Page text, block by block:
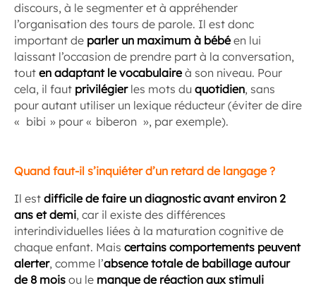
discours, à le segmenter et à appréhender
l’organisation des tours de parole. Il est donc
important de parler un maximum à bébéen lui
laissant l’occasion de prendre part à la conversation,
tout en adaptant le vocabulaireà son niveau. Pour
cela, il faut privilégierles mots du quotidien, sans
pour autant utiliser un lexique réducteur (éviter de dire
« bibi » pour « biberon », par exemple).
Quand faut-il s’inquiéter d’un retard de langage ?
Il est difficile de faire un diagnostic avant environ 2
ans et demi, car il existe des différences
interindividuelles liées à la maturation cognitive de
chaque enfant. Mais certains comportements peuvent
alerter, comme l’absence totale de babillage autour
de 8 mois ou le manque de réaction aux stimuli